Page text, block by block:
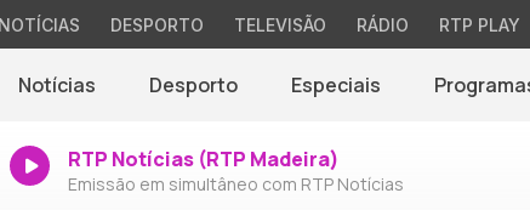
NOTÍCIAS DESPORTO TELEVISÃO RÁDIO RTP PLAY
Notícias Desporto Especiais
RTP Notícias (RTP Madeira)
Emissão em simultâneo com RTP Notícias